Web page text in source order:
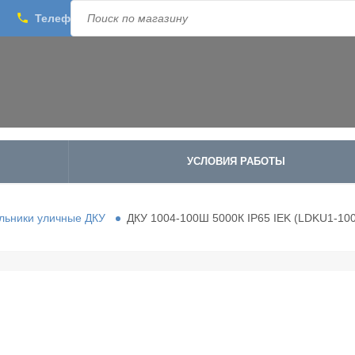
phone Телефон: 8-800-500-1973;+7-995-988-8340
УСЛОВИЯ РАБОТЫ
уличные ДКУ ДКУ 1004-100Ш 5000К IP65 IEK (LDKU1-